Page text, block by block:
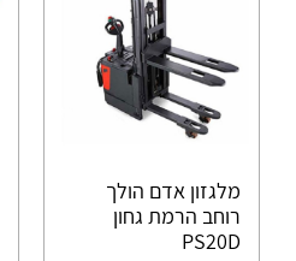
מלגזון אדם הולך
רוחב הרמת גחון
PS20D